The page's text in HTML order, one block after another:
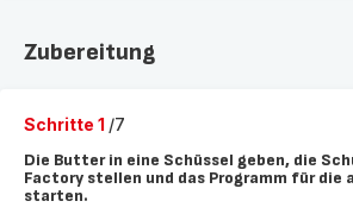
Zubereitung
Schritte 1 /7
Die Butter in eine Schüssel geben, die
Factory stellen und das Programm für die
starten.